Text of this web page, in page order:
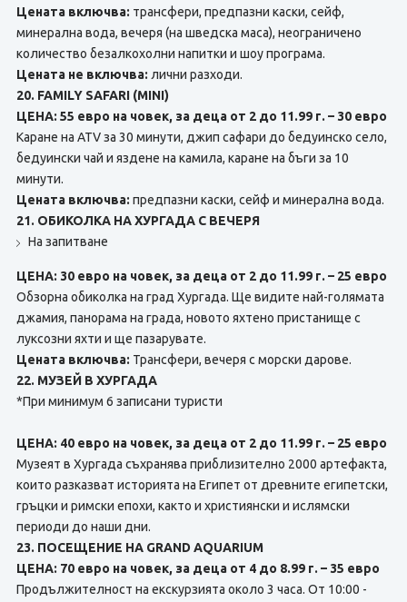
Цената включва: трансфери, предпазни каски, сейф,
минерална вода, вечеря (на шведска маса), неограничено
количество безалкохолни напитки и шоу програма.
Цената не включва: лични разходи.
20. FAMILY SAFARI (MINI)
ЦЕНА: 55 евро на човек, за деца от 2 до 11.99 г. – 30 евро
Каране на ATV за 30 минути, джип сафари до бедуинско село,
бедуински чай и яздене на камила, каране на бъги за 10
минути.
Цената включва: предпазни каски, сейф и минерална вода.
21. ОБИКОЛКА НА ХУРГАДА С ВЕЧЕРЯ
На запитване
ЦЕНА: 30 евро на човек, за деца от 2 до 11.99 г. – 25 евро
Обзорна обиколка на град Хургада. Ще видите най-голямата
джамия, панорама на града, новото яхтено пристанище с
луксозни яхти и ще пазарувате.
Цената включва: Трансфери, вечеря с морски дарове.
22. МУЗЕЙ В ХУРГАДА
*При минимум 6 записани туристи
ЦЕНА: 40 евро на човек, за деца от 2 до 11.99 г. – 25 евро
Музеят в Хургада съхранява приблизително 2000 артефакта,
които разказват историята на Египет от древните египетски,
гръцки и римски епохи, както и християнски и ислямски
периоди до наши дни.
23. ПОСЕЩЕНИЕ НА GRAND AQUARIUM
ЦЕНА: 70 евро на човек, за деца от 4 до 8.99 г. – 35 евро
Продължителност на екскурзията около 3 часа. От 10:00 -